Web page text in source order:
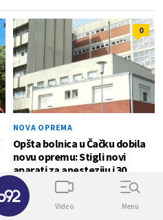
0
NOVA OPREMA
Opšta bolnica u Čačku dobila
novu opremu: Stigli novi
aparati za anesteziju i 30
kreveta
Video Menu